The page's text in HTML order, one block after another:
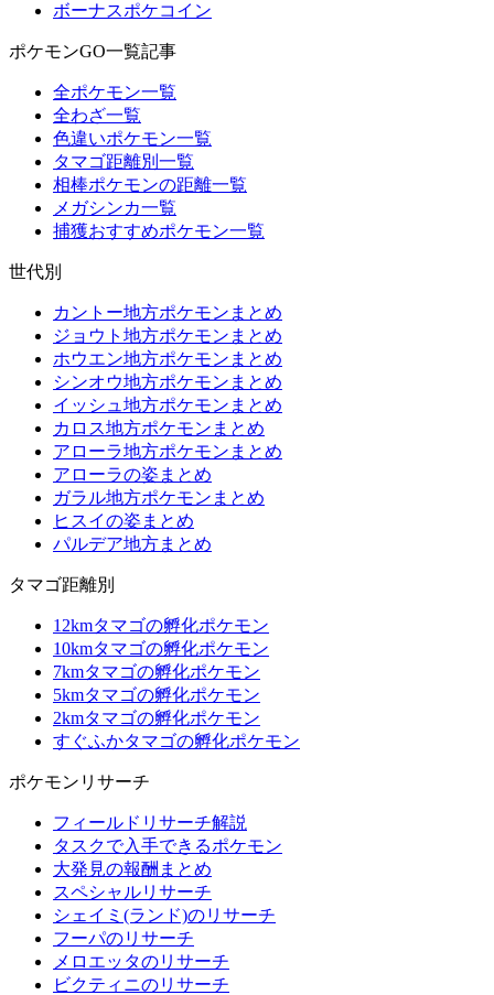
ボーナスポケコイン
ポケモンGO一覧記事
全ポケモン一覧
全わざ一覧
色違いポケモン一覧
タマゴ距離別一覧
相棒ポケモンの距離一覧
メガシンカ一覧
捕獲おすすめポケモン一覧
世代別
カントー地方ポケモンまとめ
ジョウト地方ポケモンまとめ
ホウエン地方ポケモンまとめ
シンオウ地方ポケモンまとめ
イッシュ地方ポケモンまとめ
カロス地方ポケモンまとめ
アローラ地方ポケモンまとめ
アローラの姿まとめ
ガラル地方ポケモンまとめ
ヒスイの姿まとめ
パルデア地方まとめ
タマゴ距離別
12kmタマゴの孵化ポケモン
10kmタマゴの孵化ポケモン
7kmタマゴの孵化ポケモン
5kmタマゴの孵化ポケモン
2kmタマゴの孵化ポケモン
すぐふかタマゴの孵化ポケモン
ポケモンリサーチ
フィールドリサーチ解説
タスクで入手できるポケモン
大発見の報酬まとめ
スペシャルリサーチ
シェイミ(ランド)のリサーチ
フーパのリサーチ
メロエッタのリサーチ
ビクティニのリサーチ